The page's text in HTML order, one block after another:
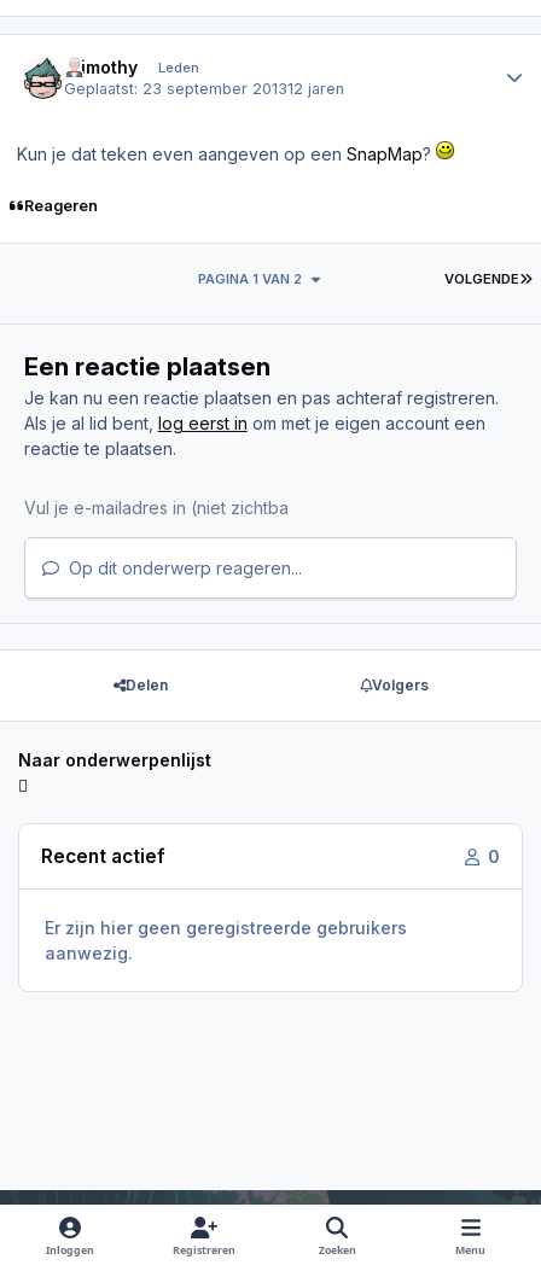
.Timothy Leden
Geplaatst: 23 september 201312 jaren
Kun je dat teken even aangeven op een SnapMap?
Reageren
VOLGENDE
PAGINA 1 VAN 2
Een reactie plaatsen
Je kan nu een reactie plaatsen en pas achteraf registreren.
Als je al lid bent, log eerst in om met je eigen account een
reactie te plaatsen.
Op dit onderwerp reageren...
Delen Volgers
Naar onderwerpenlijst
Recent actief 0
Er zijn hier geen geregistreerde gebruikers
aanwezig.
Light ModeDark ModeSystem Preference
Inloggen Registreren Zoeken Menu